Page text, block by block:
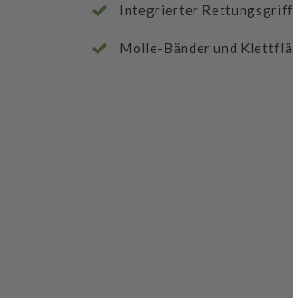
Integrierter
Molle-Bänder und